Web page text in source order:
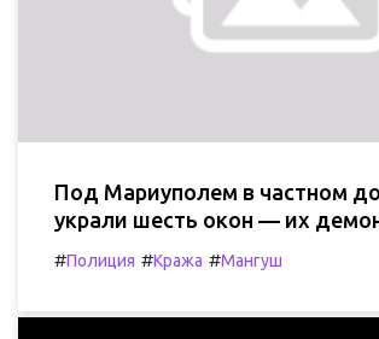
Под Мариуполем в частном
украли шесть окон — их
#Полиция #Кража #Мангуш